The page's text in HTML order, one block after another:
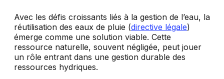
Avec les défis croissants liés à la gestion de l’eau, la
réutilisation des eaux de pluie (directive légale)
émerge comme une solution viable. Cette
ressource naturelle, souvent négligée, peut jouer
un rôle entrant dans une gestion durable des
ressources hydriques.